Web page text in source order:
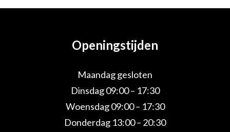
Openingstijden
Maandag gesloten
Dinsdag 09:00 – 17:30
Woensdag 09:00 – 17:30
Donderdag 13:00 – 20:30